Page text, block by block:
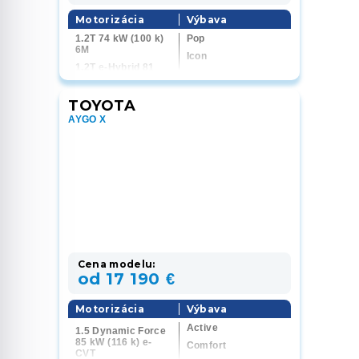
Motorizácia
1.2T 74 kW (100 k)
6M
1.2T e-Hybrid 81
kW (110 k) 6DCT
Výbava
Pop
Icon
TOYOTA
AYGO X
Cena modelu:
od 17 190 €
Motorizácia
1.5 Dynamic Force
85 kW (116 k) e-
CVT
Výbava
Active
Comfort